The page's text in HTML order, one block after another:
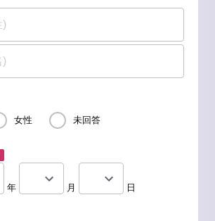
女性 未回答
年 月 日